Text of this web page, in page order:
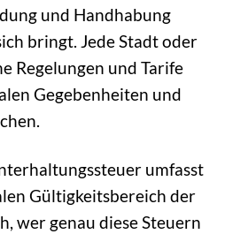
und Handhabung
bringt. Jede Stadt oder
Regelungen und Tarife
Gegebenheiten und
umfasst
Gültigkeitsbereich der
wer genau diese Steuern